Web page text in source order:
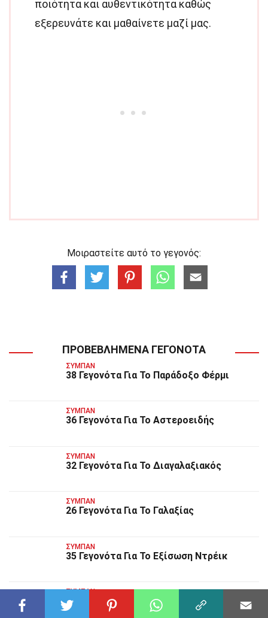
ποιότητα και αυθεντικότητα καθώς
εξερευνάτε και μαθαίνετε μαζί μας.
Μοιραστείτε αυτό το γεγονός:
ΠΡΟΒΕΒΛΗΜΈΝΑ ΓΕΓΟΝΌΤΑ
ΣΎΜΠΑΝ
38 Γεγονότα Για Το Παράδοξο Φέρμι
ΣΎΜΠΑΝ
36 Γεγονότα Για Το Αστεροειδής
ΣΎΜΠΑΝ
32 Γεγονότα Για Το Διαγαλαξιακός
ΣΎΜΠΑΝ
26 Γεγονότα Για Το Γαλαξίας
ΣΎΜΠΑΝ
35 Γεγονότα Για Το Εξίσωση Ντρέικ
ΣΎΜΠΑΝ
25 Γεγονότα Για Το Ουράνιο